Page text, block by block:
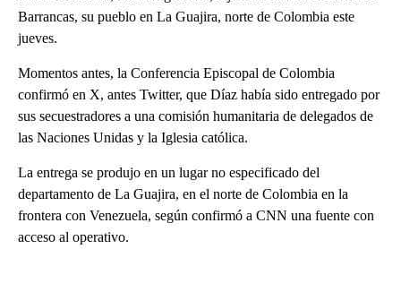
Barrancas, su pueblo en La Guajira, norte de Colombia este
jueves.
Momentos antes, la Conferencia Episcopal de Colombia
confirmó en X, antes Twitter, que Díaz había sido entregado por
sus secuestradores a una comisión humanitaria de delegados de
las Naciones Unidas y la Iglesia católica.
La entrega se produjo en un lugar no especificado del
departamento de La Guajira, en el norte de Colombia en la
frontera con Venezuela, según confirmó a CNN una fuente con
acceso al operativo.